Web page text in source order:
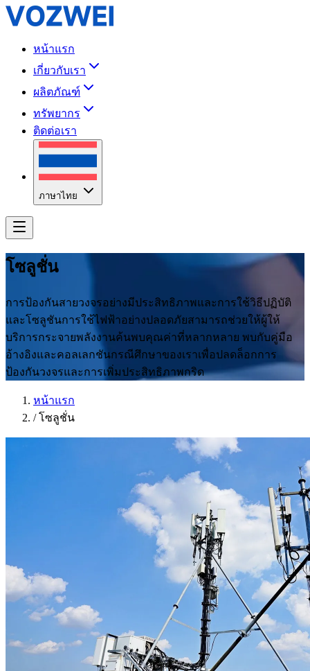
หน้าแรก
เกี่ยวกับเรา
ผลิตภัณฑ์
ทรัพยากร
ติดต่อเรา
ภาษาไทย
โซลูชั่น
การป้องกันสายวงจรอย่างมีประสิทธิภาพและการใช้วิธีปฏิบัติ
และโซลูชันการใช้ไฟฟ้าอย่างปลอดภัยสามารถช่วยให้ผู้ให้
บริการกระจายพลังงานค้นพบคุณค่าที่หลากหลาย พบกับคู่มือ
อ้างอิงและคอลเลกชันกรณีศึกษาของเราเพื่อปลดล็อกการ
ป้องกันวงจรและการเพิ่มประสิทธิภาพกริด
หน้าแรก
/โซลูชั่น